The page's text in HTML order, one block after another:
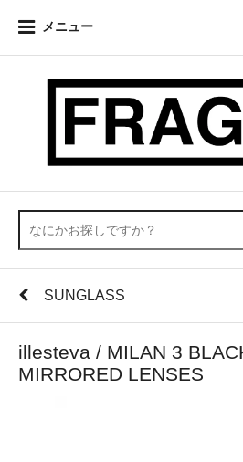
メニュー
SUNGLASS
illesteva / MILAN 3
MIRRORED LENSES